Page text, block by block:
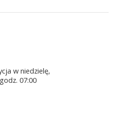
w niedzielę,
07:00